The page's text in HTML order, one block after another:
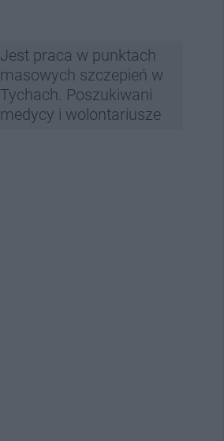
Jest praca w punktach
masowych szczepień w
Tychach. Poszukiwani
medycy i wolontariusze